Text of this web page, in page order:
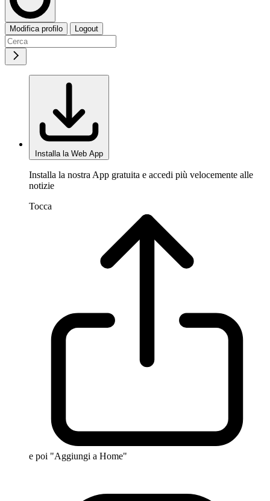
Modifica profilo Logout
Installa la Web App
Installa la nostra App gratuita e accedi più velocemente alle
notizie
Tocca
e poi "Aggiungi a Home"